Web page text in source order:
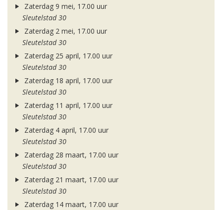
Zaterdag 9 mei, 17.00 uur
Sleutelstad 30
Zaterdag 2 mei, 17.00 uur
Sleutelstad 30
Zaterdag 25 april, 17.00 uur
Sleutelstad 30
Zaterdag 18 april, 17.00 uur
Sleutelstad 30
Zaterdag 11 april, 17.00 uur
Sleutelstad 30
Zaterdag 4 april, 17.00 uur
Sleutelstad 30
Zaterdag 28 maart, 17.00 uur
Sleutelstad 30
Zaterdag 21 maart, 17.00 uur
Sleutelstad 30
Zaterdag 14 maart, 17.00 uur